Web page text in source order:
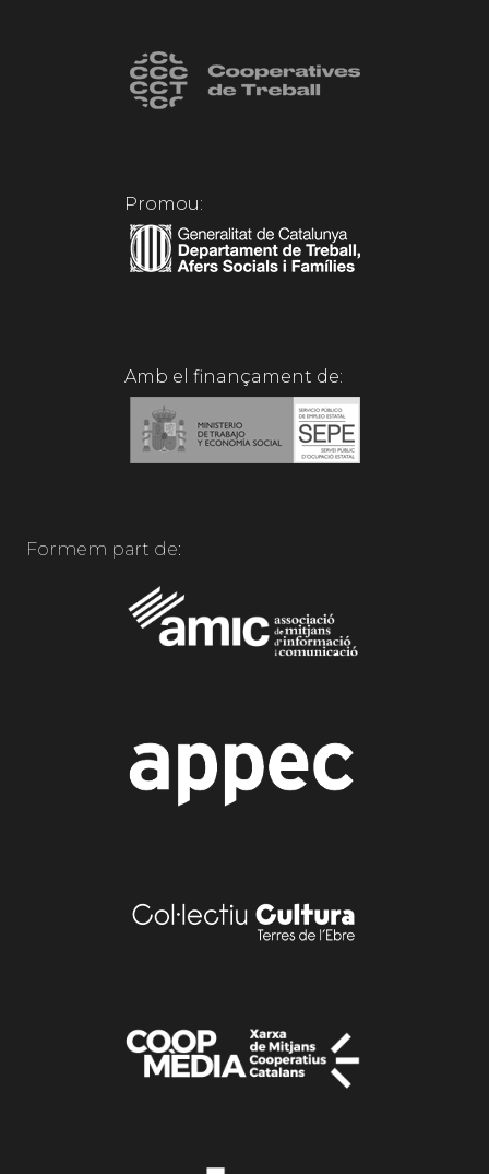
Promou:
Amb el finançament de:
Formem part de: